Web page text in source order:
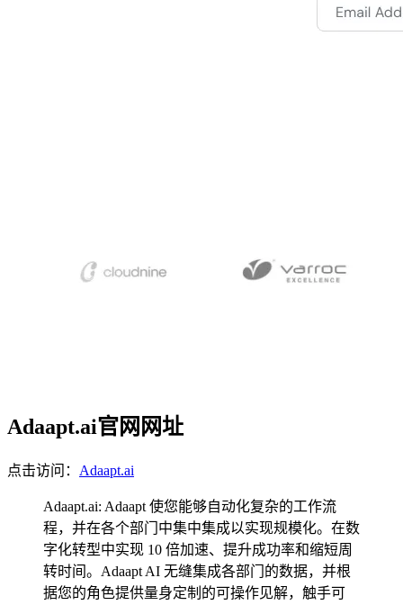
Adaapt.ai官网网址
点击访问： Adaapt.ai
Adaapt.ai: Adaapt 使您能够自动化复杂的工作流
程，并在各个部门中集中集成以实现规模化。在数
字化转型中实现 10 倍加速、提升成功率和缩短周
转时间。Adaapt AI 无缝集成各部门的数据，并根
据您的角色提供量身定制的可操作见解，触手可